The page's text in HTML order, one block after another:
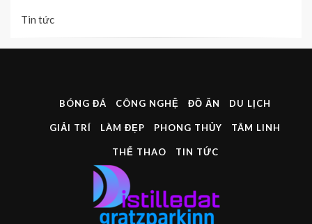
Tin tức
BÓNG ĐÁ CÔNG NGHỆ ĐỒ ĂN DU LỊCH
GIẢI TRÍ LÀM ĐẸP PHONG THỦY TÂM LINH
THỂ THAO TIN TỨC